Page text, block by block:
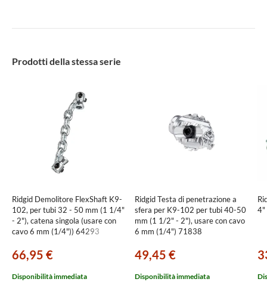
Prodotti della stessa serie
Ridgid Demolitore FlexShaft K9-
102, per tubi 32 - 50 mm (1 1/4"
- 2"), catena singola (usare con
cavo 6 mm (1/4")) 64293
66,95 €
Disponibilità immediata
Ridgid Testa di penetrazione a
sfera per K9-102 per tubi 40-50
mm (1 1/2" - 2"), usare con cavo
6 mm (1/4") 71838
49,45 €
Disponibilità immediata
4"